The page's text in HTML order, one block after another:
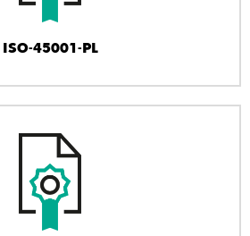
ISO-45001-PL